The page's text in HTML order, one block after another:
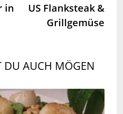
Beitrag:
in
US Flanksteak &
Grillgemüse
DU AUCH MÖGEN